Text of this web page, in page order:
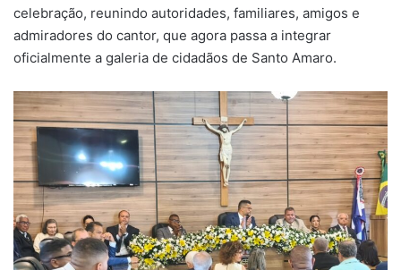
celebração, reunindo autoridades, familiares, amigos e
admiradores do cantor, que agora passa a integrar
oficialmente a galeria de cidadãos de Santo Amaro.